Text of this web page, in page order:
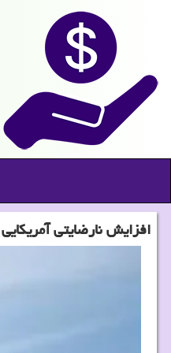
افزایش نارضایتی